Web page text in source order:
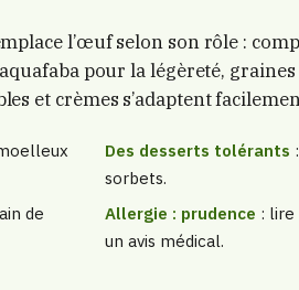
l’œuf selon son rôle :
pour la légèreté,
et crèmes s’adaptent
de
Des desserts tolérants
sorbets.
Allergie : prudence : lire
un avis médical.